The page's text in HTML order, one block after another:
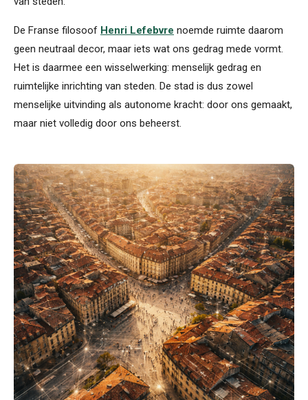
De Franse filosoof Henri Lefebvre noemde ruimte daarom
geen neutraal decor, maar iets wat ons gedrag mede vormt.
Het is daarmee een wisselwerking: menselijk gedrag en
ruimtelijke inrichting van steden. De stad is dus zowel
menselijke uitvinding als autonome kracht: door ons gemaakt,
maar niet volledig door ons beheerst.